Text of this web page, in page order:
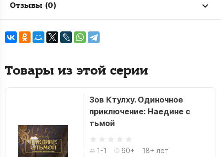
Отзывы (0)
Товары из этой серии
Зов Ктулху. Одиночное
приключение: Наедине с
тьмой
1-1 60+ 18+ лет